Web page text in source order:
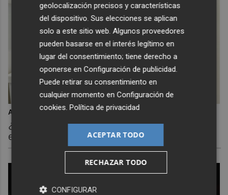
Adiós a la cal del baño
¿Y si pudieras eliminar la cal del baño sin
esfuerzo?
geolocalización precisos y características
del dispositivo. Sus elecciones se aplican
solo a este sitio web. Algunos proveedores
pueden basarse en el interés legítimo en
lugar del consentimiento; tiene derecho a
oponerse enConfiguración de publicidad
Puede retirar su consentimiento en
cualquier momento enConfiguración de
cookies .Política de privacidad
ACEPTAR TODO
RECHAZAR TODO
CONFIGURAR